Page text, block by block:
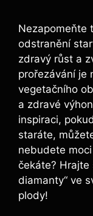
Nezapomeňte
odstranění
zdravý růst a
prořezávání je
vegetačního
a zdravé
inspiraci,
staráte,
nebudete
čekáte? Hrajte
diamanty“ ve
plody!